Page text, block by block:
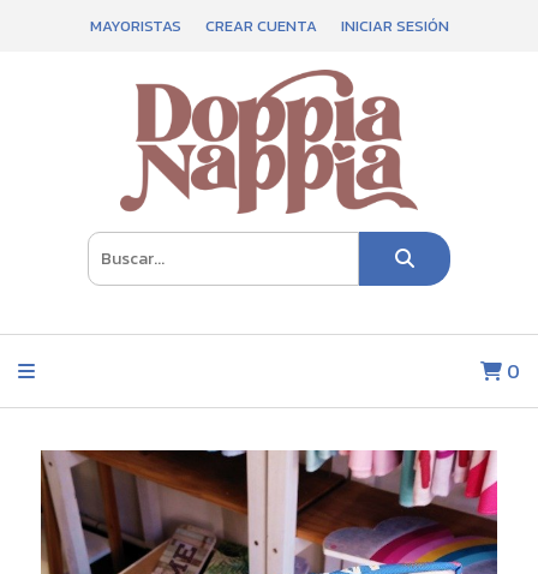
MAYORISTAS CREAR CUENTA INICIAR SESIÓN
0